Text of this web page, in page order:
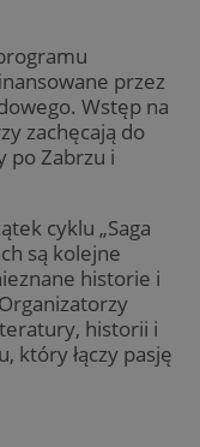
przez
Wstęp na
zachęcają do
po Zabrzu i
cyklu „Saga
są kolejne
historie i
historii i
który łączy pasję